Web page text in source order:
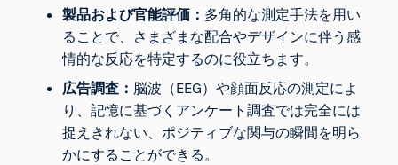
製品および官能評価： 多角的な測定手法を用い
ることで、さまざまな配合やデザインに伴う感
情的な反応を特定するのに役立ちます。
広告調査： 脳波（EEG）や顔面反応の測定によ
り、記憶に基づくアンケート調査では完全には
捉えきれない、ポジティブな関与の瞬間を明ら
かにすることができる。